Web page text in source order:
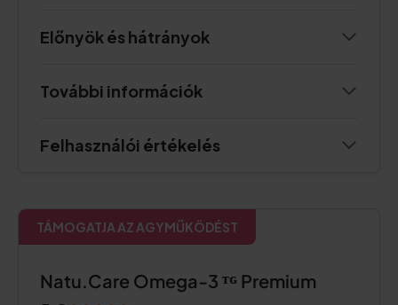
Előnyök és hátrányok
További információk
Felhasználói értékelés
TÁMOGATJA AZ AGYMŰKÖDÉST
Natu.Care Omega-3 ᵀᴳ Premium